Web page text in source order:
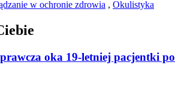
w ochronie zdrowia , Okulistyka
oka 19-letniej pacjentki